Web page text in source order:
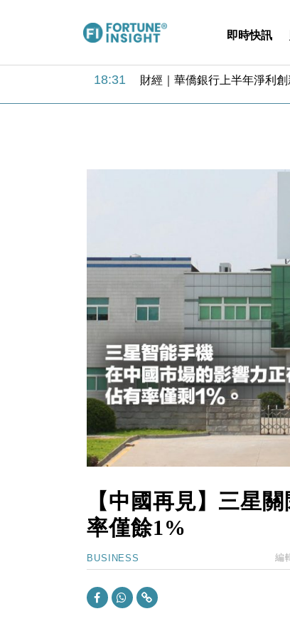
即時快訊
18:31
17:33 財經｜滙豐上調香港今年
16:47 本地｜假冒內地執法人員要
財經｜日本春季三度入市撐
國際｜特朗普料美伊戰事快
財經｜SA售股自救後再出手
17:33 財經｜滙豐上調香港今年
本地｜假冒內地執法人員要
16:05 財經｜日經失守6.5萬點後回
15:47 財經｜恒隆10月換帥 玩具「
15:11 財經｜韓股反覆波動收跌 連
13:44 財經｜內地7月美元計價出口
12:44 財經｜日本春季三度入市撐
11:12 國際｜特朗普料美伊戰事快
15:59 財經｜SA售股自救後再出手
【中國再見】三星
率僅餘1%
BUSINESS 編